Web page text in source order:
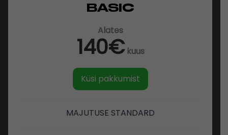
BASIC
Alates
140€kuus
Küsi pakkumist
MAJUTUSE STANDARD